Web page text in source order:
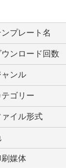
ンプレート名
ウンロード回数
ャンル
テゴリー
ァイル形式
刷媒体